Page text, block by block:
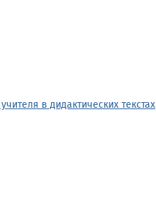
в дидактических текстах